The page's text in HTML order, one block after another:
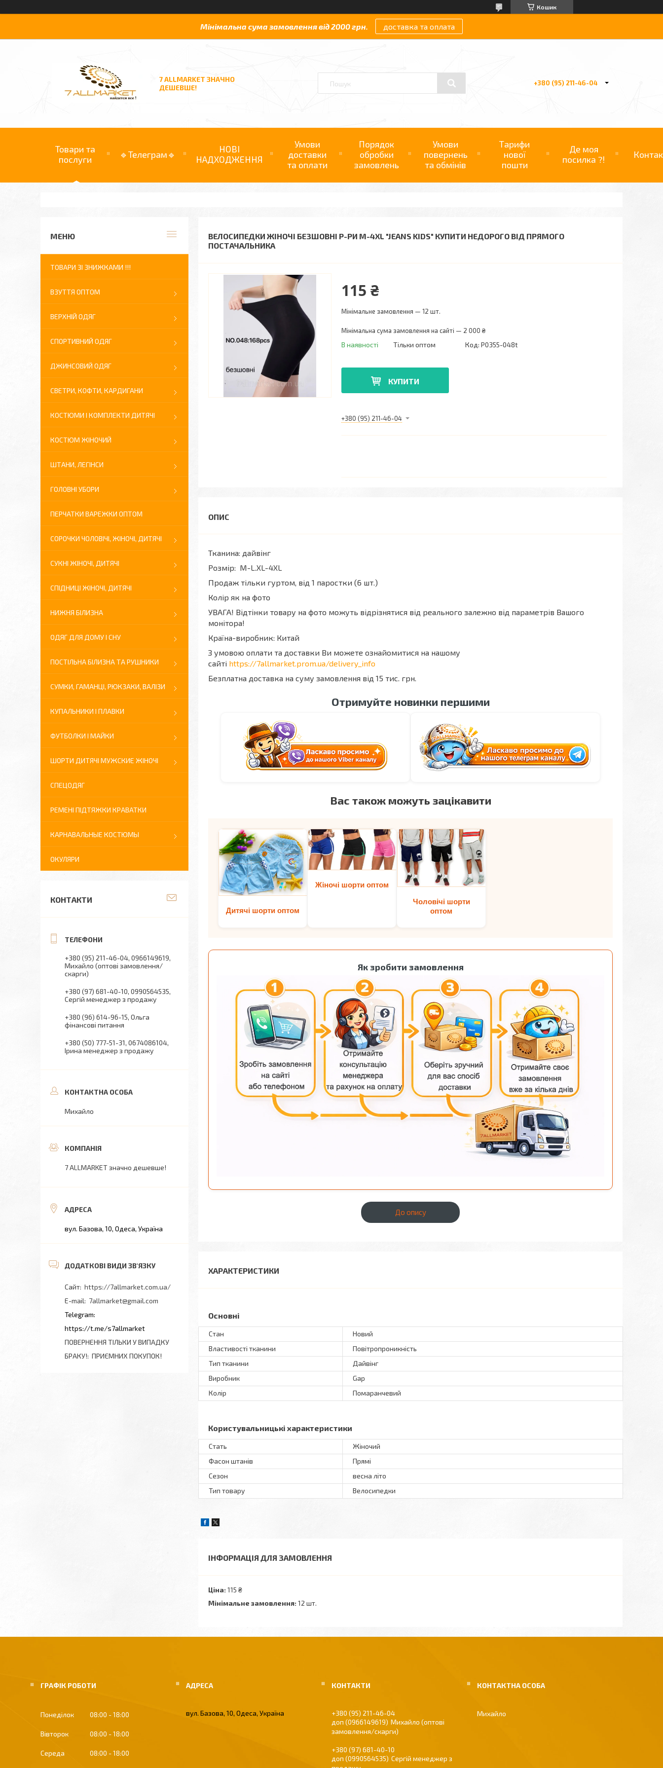
Кошик
Мінімальна сума замовлення від 2000 грн. доставка та оплата
7 ALLMARKET ЗНАЧНО
ДЕШЕВШЕ!
+380 (95) 211-46-04
Товари та
послуги
🔹Телеграм🔹
НОВІ
НАДХОДЖЕННЯ
Умови
доставки
та оплати
Порядок
обробки
замовлень
Умови
повернень
та обмінів
Тарифи
нової
пошти
Де моя
посилка ?!
ВЕЛОСИПЕДКИ ЖІНОЧІ БЕЗШОВНІ Р-РИ M-4XL "JEANS KIDS" КУПИТИ НЕДОРОГО ВІД ПРЯМОГО
ПОСТАЧАЛЬНИКА
115 ₴
Мінімальне замовлення — 12 шт.
Мінімальна сума замовлення на сайті — 2 000 ₴
В наявності Тільки оптом Код: P0355-048t
КУПИТИ
+380 (95) 211-46-04
Тканина: дайвінг
Розмір: M-L.XL-4XL
Продаж тільки гуртом, від 1 паростки (6 шт.)
Колір як на фото
УВАГА! Відтінки товару на фото можуть відрізнятися від реального залежно від параметрів Вашого
монітора!
Країна-виробник: Китай
З умовою оплати та доставки Ви можете ознайомитися на нашому
сайті https://7allmarket.prom.ua/delivery_info
Безплатна доставка на суму замовлення від 15 тис. грн.
Отримуйте новинки першими
Вас також можуть зацікавити
Дитячі шорти оптом
Жіночі шорти оптом
Чоловічі шорти
оптом
Як зробити замовлення
До опису
ХАРАКТЕРИСТИКИ
Основні
Стан
Новий
Властивості тканини
Повітропроникність
Тип тканини
Дайвінг
Виробник
Gap
Колір
Помаранчевий
Користувальницькі характеристики
Стать
Жіночий
Фасон штанів
Прямі
Сезон
весна літо
Тип товару
Велосипедки
ІНФОРМАЦІЯ ДЛЯ ЗАМОВЛЕННЯ
Ціна: 115 ₴
Мінімальне замовлення: 12 шт.
ТОВАРИ ЗІ ЗНИЖКАМИ !!!
ВЗУТТЯ ОПТОМ
ВЕРХНІЙ ОДЯГ
СПОРТИВНИЙ ОДЯГ
ДЖИНСОВИЙ ОДЯГ
СВЕТРИ, КОФТИ, КАРДИГАНИ
КОСТЮМИ І КОМПЛЕКТИ ДИТЯЧІ
КОСТЮМ ЖІНОЧИЙ
ШТАНИ, ЛЕГІНСИ
ГОЛОВНІ УБОРИ
ПЕРЧАТКИ ВАРЕЖКИ ОПТОМ
СОРОЧКИ ЧОЛОВІЧІ, ЖІНОЧІ, ДИТЯЧІ
СУКНІ ЖІНОЧІ, ДИТЯЧІ
СПІДНИЦІ ЖІНОЧІ, ДИТЯЧІ
НИЖНЯ БІЛИЗНА
ОДЯГ ДЛЯ ДОМУ І СНУ
ПОСТІЛЬНА БІЛИЗНА ТА РУШНИКИ
СУМКИ, ГАМАНЦІ, РЮКЗАКИ, ВАЛІЗИ
КУПАЛЬНИКИ І ПЛАВКИ
ФУТБОЛКИ І МАЙКИ
ШОРТИ ДИТЯЧІ МУЖСКИЕ ЖІНОЧІ
СПЕЦОДЯГ
РЕМЕНІ ПІДТЯЖКИ КРАВАТКИ
КАРНАВАЛЬНЫЕ КОСТЮМЫ
ОКУЛЯРИ
КОНТАКТИ
+380 (95) 211-46-04 0966149619
Михайло (оптові замовлення/
скарги)
+380 (97) 681-40-10 0990564535
Сергій менеджер з продажу
+380 (96) 614-96-15 Ольга
фінансові питання
+380 (50) 777-51-31 0674086104
Ірина менеджер з продажу
Михайло
7 ALLMARKET значно дешевше!
вул. Базова, 10, Одеса, Україна
https://7allmarket.com.ua/
7allmarket@gmail.com
https://t.me/s7allmarket
ПОВЕРНЕННЯ ТІЛЬКИ У ВИПАДКУ
БРАКУ! ПРИЄМНИХ ПОКУПОК!
ГРАФІК РОБОТИ
Понеділок 08:00 18:00
Вівторок 08:00 18:00
Середа 08:00 18:00
вул. Базова, 10, Одеса, Україна
+380 (95) 211-46-04
0966149619
Михайло (оптові
замовлення/скарги)
+380 (97) 681-40-10
0990564535
Сергій менеджер з
Михайло